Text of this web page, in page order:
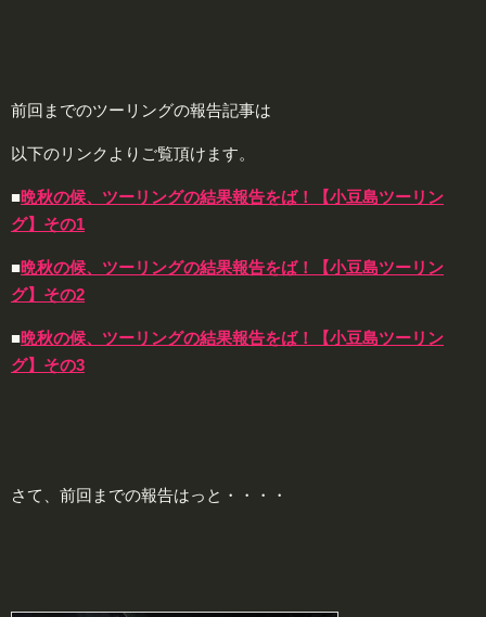
前回までのツーリングの報告記事は
以下のリンクよりご覧頂けます。
■晩秋の候、ツーリングの結果報告をば！【小豆島ツーリン
グ】その1
■晩秋の候、ツーリングの結果報告をば！【小豆島ツーリン
グ】その2
■晩秋の候、ツーリングの結果報告をば！【小豆島ツーリン
グ】その3
さて、前回までの報告はっと・・・・